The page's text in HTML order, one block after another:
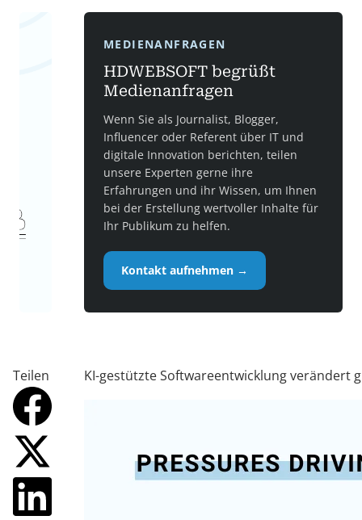
MEDIENANFRAGEN
HDWEBSOFT begrüßt
Medienanfragen
Wenn Sie als Journalist, Blogger,
Influencer oder Referent über IT und
digitale Innovation berichten, teilen
unsere Experten gerne ihre
Erfahrungen und ihr Wissen, um Ihnen
bei der Erstellung wertvoller Inhalte für
Ihr Publikum zu helfen.
Kontakt aufnehmen →
Teilen KI-gestützte Softwareentwicklung verändert